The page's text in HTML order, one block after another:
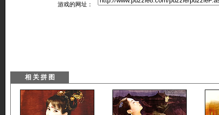
游戏的网址：